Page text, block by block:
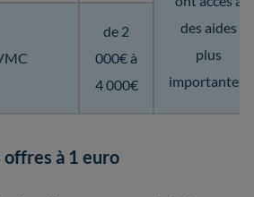
des aides
plus
importantes.
de 2
000€ à
4 000€
offres à 1 euro